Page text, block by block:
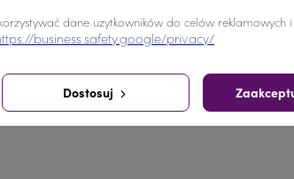
i scenicznych
biżuterii
dane użytkowników do celów reklamowych i
business.safety.google/privacy/
Dostosuj